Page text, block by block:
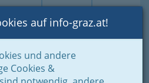
Suche Login Toggle
auf info-graz.at!
und andere
Cookies &
& Schenken - der Handel
Einrichtungsfachhandel